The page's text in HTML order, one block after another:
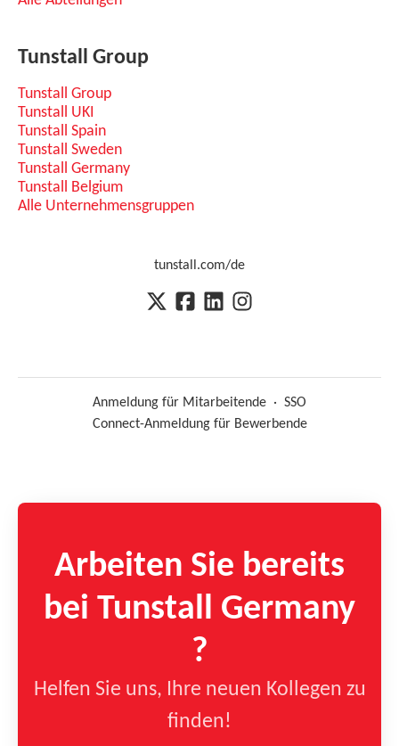
Tunstall Group
Tunstall Group
Tunstall UKI
Tunstall Spain
Tunstall Sweden
Tunstall Germany
Tunstall Belgium
Alle Unternehmensgruppen
tunstall.com/de
Anmeldung für Mitarbeitende · SSO
Connect-Anmeldung für Bewerbende
Arbeiten Sie bereits
bei Tunstall Germany
?
Helfen Sie uns, Ihre neuen Kollegen zu
finden!